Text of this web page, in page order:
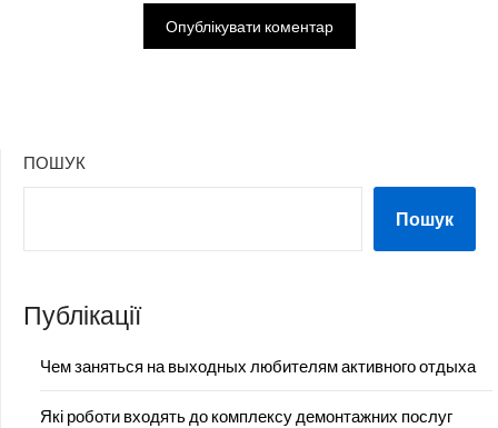
ПОШУК
Пошук
Публікації
Чем заняться на выходных любителям активного отдыха
Які роботи входять до комплексу демонтажних послуг